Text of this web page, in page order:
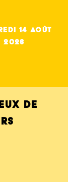
14Août
2026
DE